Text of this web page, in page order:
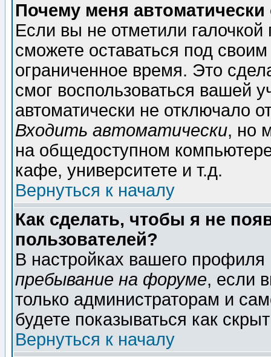
Почему меня автоматически
Если вы не отметили галочкой
сможете оставаться под
ограниченное время. Это
смог воспользоваться вашей
автоматически не отключало
Входить автоматически, но
на общедоступном
кафе, университете и т.д.
Вернуться к началу
Как сделать, чтобы я не
пользователей?
В настройках вашего
пребывание на форуме, если
только администраторам и
будете показываться как
Вернуться к началу